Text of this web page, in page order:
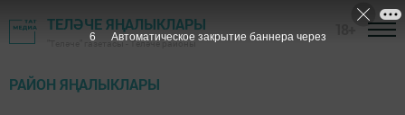
ТЕЛӘЧЕ ЯҢАЛЫКЛАРЫ
"Теләче" газетасы - Теләче районы
РАЙОН ЯҢАЛЫКЛАРЫ
4 Автоматическое закрытие баннера через